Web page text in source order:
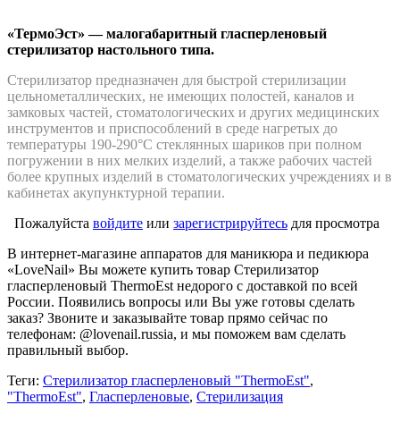
«ТермоЭст» — малогабаритный гласперленовый
стерилизатор настольного типа.
Стерилизатор предназначен для быстрой стерилизации
цельнометаллических, не имеющих полостей, каналов и
замковых частей, стоматологических и других медицинских
инструментов и приспособлений в среде нагретых до
температуры 190-290°С стеклянных шариков при полном
погружении в них мелких изделий, а также рабочих частей
более крупных изделий в стоматологических учреждениях и в
кабинетах акупунктурной терапии.
Пожалуйста войдите или зарегистрируйтесь для просмотра
В интернет-магазине аппаратов для маникюра и педикюра
«LoveNail» Вы можете купить товар Стерилизатор
гласперленовый ThermoEst недорого с доставкой по всей
России. Появились вопросы или Вы уже готовы сделать
заказ? Звоните и заказывайте товар прямо сейчас по
телефонам: @lovenail.russia, и мы поможем вам сделать
правильный выбор.
Теги: Стерилизатор гласперленовый "ThermoEst",
"ThermoEst", Гласперленовые, Стерилизация